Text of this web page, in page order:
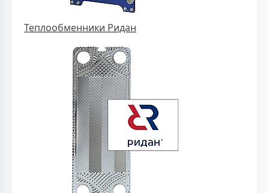
Теплообменники Ридан